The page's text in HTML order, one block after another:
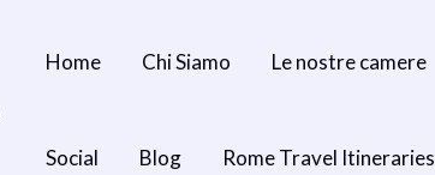
Home Chi Siamo Le nostre camere
Social Blog Rome Travel Itineraries